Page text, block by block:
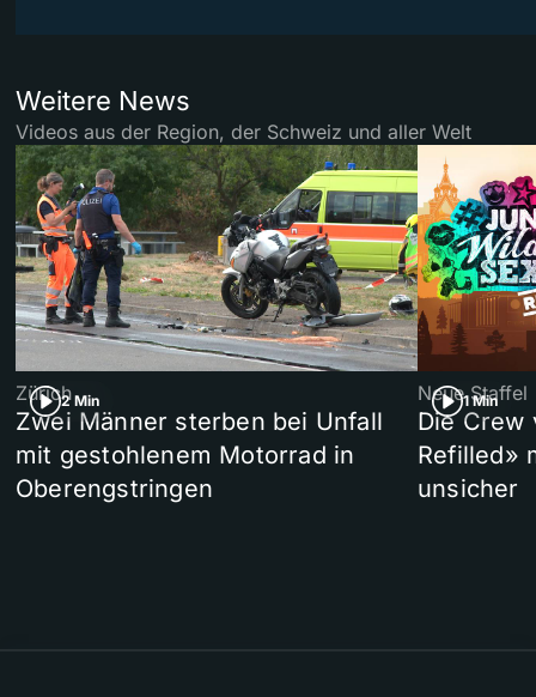
Weitere News
Videos aus der Region, der Schweiz und aller Welt
2 Min
Zürich
Zwei Männer sterben bei Unfall
mit gestohlenem Motorrad in
Oberengstringen
1 Min
Neue Staffel
Die Crew
Refilled»
unsicher